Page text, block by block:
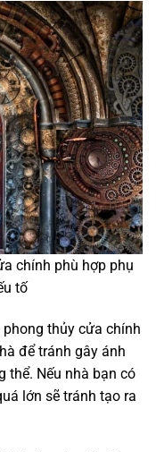
chính phù hợp phụ
tố
thủy cửa chính
để tránh gây ánh
thể. Nếu nhà bạn có
lớn sẽ tránh tạo ra